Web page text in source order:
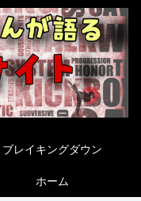
ブレイキングダウン
ホーム